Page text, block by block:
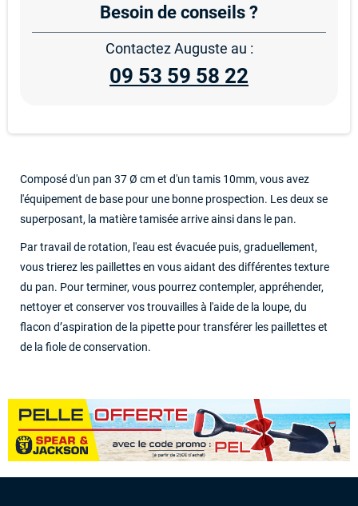
Besoin de conseils ?
Contactez Auguste au :
09 53 59 58 22
Composé d'un pan 37 Ø cm et d'un tamis 10mm, vous avez
l'équipement de base pour une bonne prospection. Les deux se
superposant, la matière tamisée arrive ainsi dans le pan.
Par travail de rotation, l'eau est évacuée puis, graduellement,
vous trierez les paillettes en vous aidant des différentes texture
du pan. Pour terminer, vous pourrez contempler, appréhender,
nettoyer et conserver vos trouvailles à l'aide de la loupe, du
flacon d’aspiration de la pipette pour transférer les paillettes et
de la fiole de conservation.